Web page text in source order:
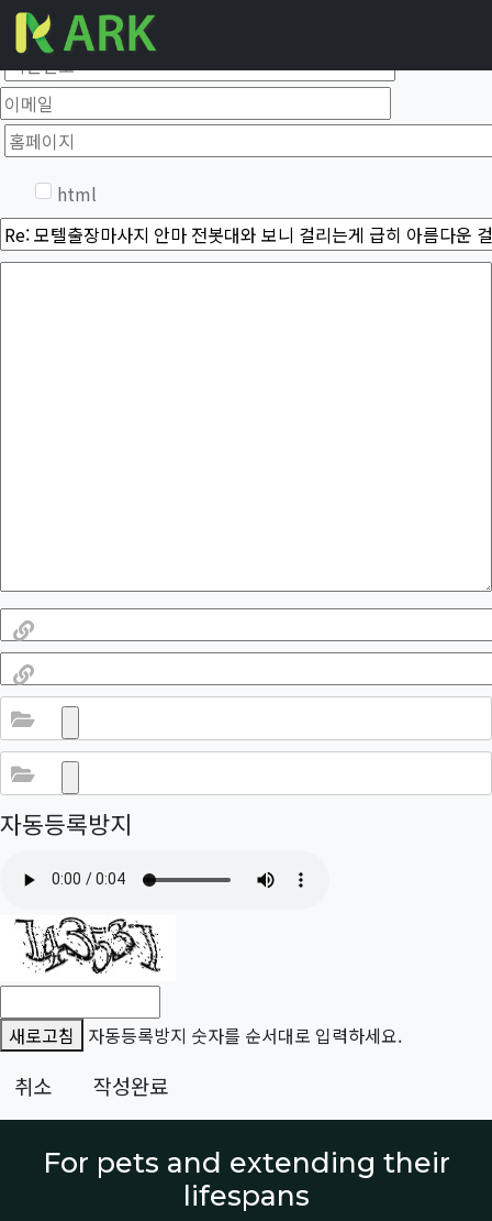
갤러리 글답변
이름필수
html
제목 필수
링크 #1
링크 #2
파일 #1
파일 #2
자동등록방지
새로고침 자동등록방지 숫자를 순서대로 입력하세요.
취소 작성완료
For pets and extending their
lifespans